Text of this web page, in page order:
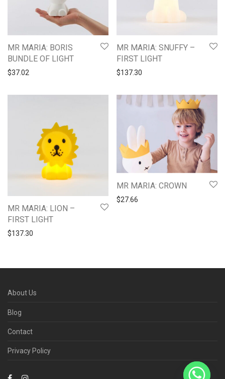
MR MARIA: BORIS
BUNDLE OF LIGHT
$37.02
MR MARIA: SNUFFY –
FIRST LIGHT
$137.30
MR MARIA: LION –
FIRST LIGHT
$137.30
MR MARIA: CROWN
$27.66
About Us
Blog
Contact
Privacy Policy